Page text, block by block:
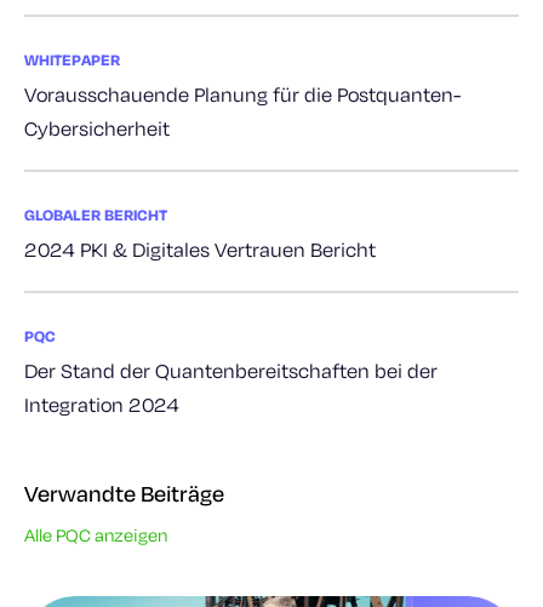
WHITEPAPER
Vorausschauende Planung für die Postquanten-
Cybersicherheit
GLOBALER BERICHT
2024 PKI & Digitales Vertrauen Bericht
PQC
Der Stand der Quantenbereitschaften bei der
Integration 2024
Verwandte Beiträge
Alle PQC anzeigen